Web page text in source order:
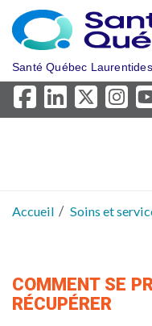
Aller au menu principal
Santé Québec Laurentides
Accueil Soins et
COMMENT SE
RÉCUPÉRER